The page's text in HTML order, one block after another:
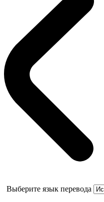
Выберите язык перевода